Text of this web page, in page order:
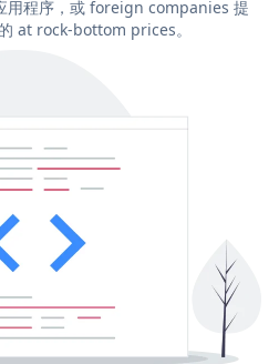
用程序，或 foreign companies 提
at rock-bottom prices。